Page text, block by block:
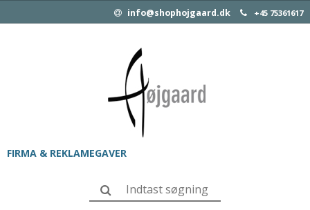
info@shophojgaard.dk +45 75361617
FIRMA & REKLAMEGAVER